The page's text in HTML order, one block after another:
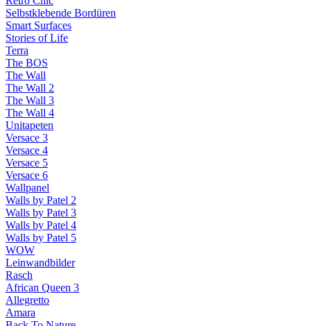
Selbstklebende Bordüren
Smart Surfaces
Stories of Life
Terra
The BOS
The Wall
The Wall 2
The Wall 3
The Wall 4
Unitapeten
Versace 3
Versace 4
Versace 5
Versace 6
Wallpanel
Walls by Patel 2
Walls by Patel 3
Walls by Patel 4
Walls by Patel 5
WOW
Leinwandbilder
Rasch
African Queen 3
Allegretto
Amara